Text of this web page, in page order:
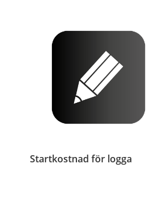
Startkostnad för logga